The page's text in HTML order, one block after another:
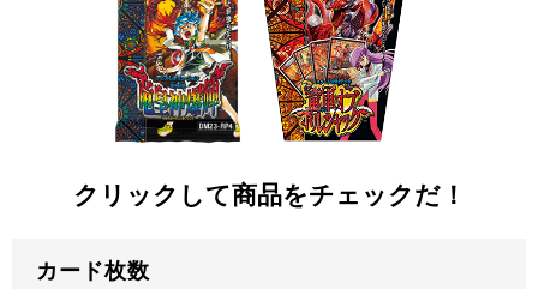
クリックして商品をチェックだ！
カード枚数